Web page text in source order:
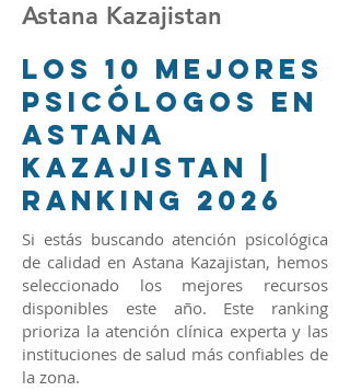
Astana Kazajistan
Los 10 Mejores
Psicólogos en
Astana
Kazajistan |
Ranking 2026
Si estás buscando atención psicológica
de calidad en Astana Kazajistan, hemos
seleccionado los mejores recursos
disponibles este año. Este ranking
prioriza la atención clínica experta y las
instituciones de salud más confiables de
la zona.